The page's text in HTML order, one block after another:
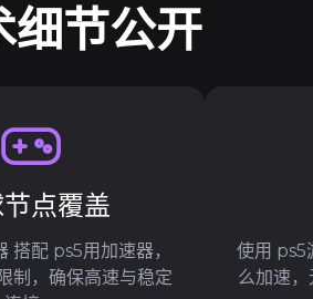
节公开
点覆盖
搭配 ps5用加速器，
制，确保高速与稳定
使用 ps5
么加速